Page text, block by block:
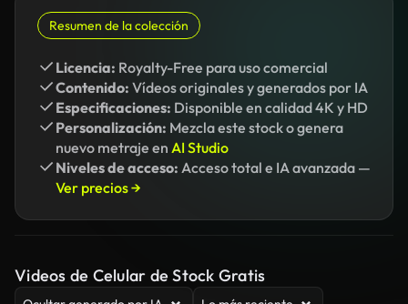
Resumen de la colección
Licencia: Royalty-Free para uso comercial
Contenido: Vídeos originales y generados por IA
Especificaciones: Disponible en calidad 4K y HD
Personalización: Mezcla este stock o genera
nuevo metraje en AI Studio
Niveles de acceso: Acceso total e IA avanzada —
Ver precios →
Videos de Celular de Stock Gratis